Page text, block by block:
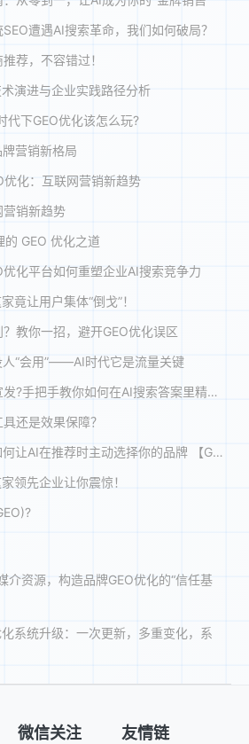
遭遇AI搜索革命，我们如何破局？
荐，不容错过！
演进与企业实践路径分析
代下GEO优化该怎么玩?
营销新格局
优化：互联网营销新趋势
营销新趋势
GEO 优化之道
化平台如何重塑企业AI搜索竞争力
竟让用户集体“倒戈”！
教你一招，避开GEO优化误区
人“会用”——AI时代它是流量关键
GEO优化只能做品牌宣发?手把手教你如何在AI搜索答案里精准获客!
还是效果保障？
品牌从隐形到首选：如何让AI在推荐时主动选择你的品牌 【GEO案例解析】
领先企业让你震惊！
介资源，构造品牌GEO优化的“信任基
系统升级：一次更新，多重变化，系
微信关注
友情链